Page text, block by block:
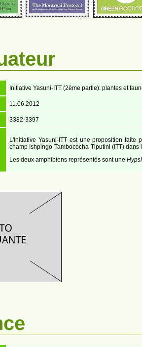
Initiative Yasuni-ITT (2ème partie): plantes et
11.06.2012
3382-3397
L'initiative Yasuni-ITT est une proposition
champ Ishpingo-Tambococha-Tiputini (ITT) dans
Les deux amphibiens représentés sont une